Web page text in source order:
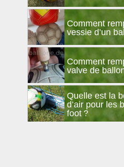
Comment
vessie d’un
Comment
valve de
Quelle est la
d’air pour les
foot ?